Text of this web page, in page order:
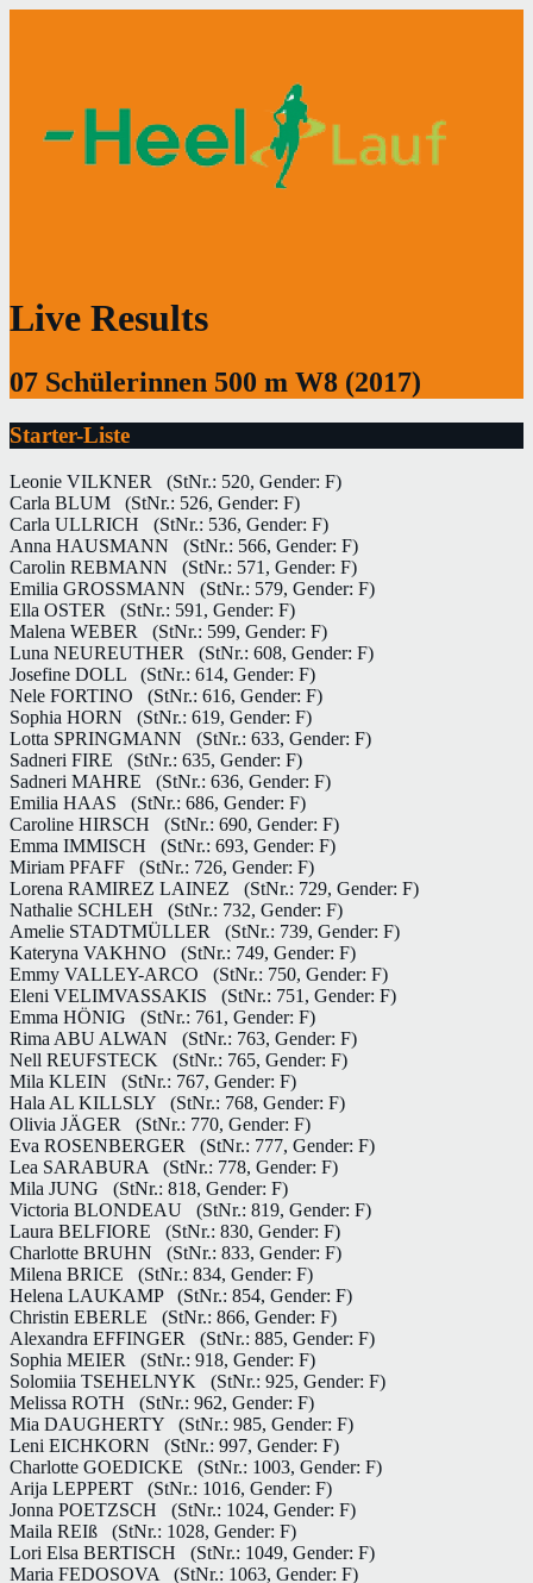
Live Results
07 Schülerinnen 500 m W8 (2017)
Starter-Liste
Leonie VILKNER
(StNr.: 520, Gender: F)
Carla BLUM
(StNr.: 526, Gender: F)
Carla ULLRICH
(StNr.: 536, Gender: F)
Anna HAUSMANN
(StNr.: 566, Gender: F)
Carolin REBMANN
(StNr.: 571, Gender: F)
Emilia GROSSMANN
(StNr.: 579, Gender: F)
Ella OSTER
(StNr.: 591, Gender: F)
Malena WEBER
(StNr.: 599, Gender: F)
Luna NEUREUTHER
(StNr.: 608, Gender: F)
Josefine DOLL
(StNr.: 614, Gender: F)
Nele FORTINO
(StNr.: 616, Gender: F)
Sophia HORN
(StNr.: 619, Gender: F)
Lotta SPRINGMANN
(StNr.: 633, Gender: F)
Sadneri FIRE
(StNr.: 635, Gender: F)
Sadneri MAHRE
(StNr.: 636, Gender: F)
Emilia HAAS
(StNr.: 686, Gender: F)
Caroline HIRSCH
(StNr.: 690, Gender: F)
Emma IMMISCH
(StNr.: 693, Gender: F)
Miriam PFAFF
(StNr.: 726, Gender: F)
Lorena RAMIREZ LAINEZ
(StNr.: 729, Gender: F)
Nathalie SCHLEH
(StNr.: 732, Gender: F)
Amelie STADTMÜLLER
(StNr.: 739, Gender: F)
Kateryna VAKHNO
(StNr.: 749, Gender: F)
Emmy VALLEY-ARCO
(StNr.: 750, Gender: F)
Eleni VELIMVASSAKIS
(StNr.: 751, Gender: F)
Emma HÖNIG
(StNr.: 761, Gender: F)
Rima ABU ALWAN
(StNr.: 763, Gender: F)
Nell REUFSTECK
(StNr.: 765, Gender: F)
Mila KLEIN
(StNr.: 767, Gender: F)
Hala AL KILLSLY
(StNr.: 768, Gender: F)
Olivia JÄGER
(StNr.: 770, Gender: F)
Eva ROSENBERGER
(StNr.: 777, Gender: F)
Lea SARABURA
(StNr.: 778, Gender: F)
Mila JUNG
(StNr.: 818, Gender: F)
Victoria BLONDEAU
(StNr.: 819, Gender: F)
Laura BELFIORE
(StNr.: 830, Gender: F)
Charlotte BRUHN
(StNr.: 833, Gender: F)
Milena BRICE
(StNr.: 834, Gender: F)
Helena LAUKAMP
(StNr.: 854, Gender: F)
Christin EBERLE
(StNr.: 866, Gender: F)
Alexandra EFFINGER
(StNr.: 885, Gender: F)
Sophia MEIER
(StNr.: 918, Gender: F)
Solomiia TSEHELNYK
(StNr.: 925, Gender: F)
Melissa ROTH
(StNr.: 962, Gender: F)
Mia DAUGHERTY
(StNr.: 985, Gender: F)
Leni EICHKORN
(StNr.: 997, Gender: F)
Charlotte GOEDICKE
(StNr.: 1003, Gender: F)
Arija LEPPERT
(StNr.: 1016, Gender: F)
Jonna POETZSCH
(StNr.: 1024, Gender: F)
Maila REIß
(StNr.: 1028, Gender: F)
Lori Elsa BERTISCH
(StNr.: 1049, Gender: F)
Maria FEDOSOVA
(StNr.: 1063, Gender: F)